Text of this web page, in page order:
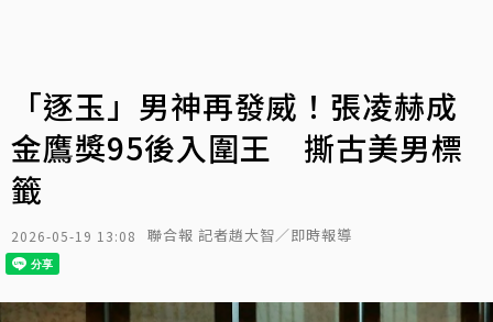
「逐玉」男神再發威！張凌赫成
金鷹獎95後入圍王 撕古美男標
籤
2026-05-19 13:08 聯合報 記者趙大智／即時報導